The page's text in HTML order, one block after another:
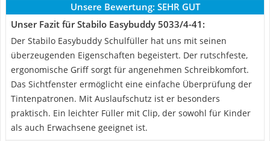
Unsere Bewertung: SEHR GUT
Unser Fazit für Stabilo Easybuddy 5033/4-41:
Der Stabilo Easybuddy Schulfüller hat uns mit seinen
überzeugenden Eigenschaften begeistert. Der rutschfeste,
ergonomische Griff sorgt für angenehmen Schreibkomfort.
Das Sichtfenster ermöglicht eine einfache Überprüfung der
Tintenpatronen. Mit Auslaufschutz ist er besonders
praktisch. Ein leichter Füller mit Clip, der sowohl für Kinder
als auch Erwachsene geeignet ist.